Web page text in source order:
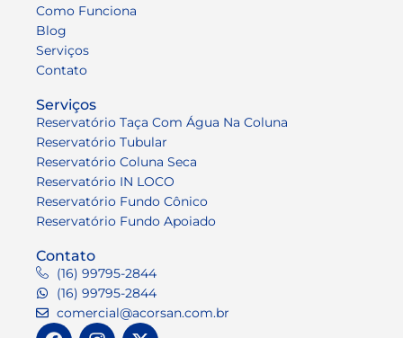
Como Funciona
Blog
Serviços
Contato
Serviços
Reservatório Taça Com Água Na Coluna
Reservatório Tubular
Reservatório Coluna Seca
Reservatório IN LOCO
Reservatório Fundo Cônico
Reservatório Fundo Apoiado
Contato
(16) 99795-2844
(16) 99795-2844
comercial@acorsan.com.br